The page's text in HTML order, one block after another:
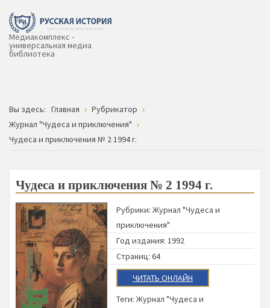
Медиакомплекс -
универсальная медиа
библиотека
Вы здесь: Главная
Рубрикатор
Журнал "Чудеса и приключения"
Чудеса и приключения № 2 1994 г.
Чудеса и приключения № 2 1994 г.
Рубрики: Журнал "Чудеса и
приключения"
Год издания: 1992
Страниц: 64
ЧИТАТЬ ОНЛАЙН
Теги: Журнал "Чудеса и